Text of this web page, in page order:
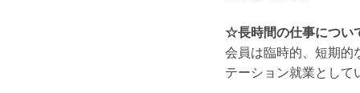
☆長時間の仕事につい
会員は臨時的、短期的
テーション就業として